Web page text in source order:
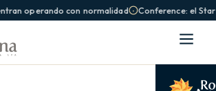
operando con normalidad Conference: el